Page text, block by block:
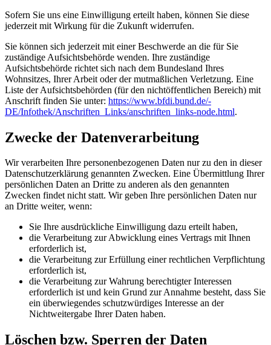
Sofern Sie uns eine Einwilligung erteilt haben, können Sie diese
jederzeit mit Wirkung für die Zukunft widerrufen.
Sie können sich jederzeit mit einer Beschwerde an die für Sie
zuständige Aufsichtsbehörde wenden. Ihre zuständige
Aufsichtsbehörde richtet sich nach dem Bundesland Ihres
Wohnsitzes, Ihrer Arbeit oder der mutmaßlichen Verletzung. Eine
Liste der Aufsichtsbehörden (für den nichtöffentlichen Bereich) mit
Anschrift finden Sie unter: https://www.bfdi.bund.de/­
DE/Infothek/Anschriften_Links/­anschriften_links-node.html.
Zwecke der Datenverarbeitung
Wir verarbeiten Ihre personenbezogenen Daten nur zu den in dieser
Datenschutzerklärung genannten Zwecken. Eine Übermittlung Ihrer
persönlichen Daten an Dritte zu anderen als den genannten
Zwecken findet nicht statt. Wir geben Ihre persönlichen Daten nur
an Dritte weiter, wenn:
Sie Ihre ausdrückliche Einwilligung dazu erteilt haben,
die Verarbeitung zur Abwicklung eines Vertrags mit Ihnen
erforderlich ist,
die Verarbeitung zur Erfüllung einer rechtlichen Verpflichtung
erforderlich ist,
die Verarbeitung zur Wahrung berechtigter Interessen
erforderlich ist und kein Grund zur Annahme besteht, dass Sie
ein überwiegendes schutzwürdiges Interesse an der
Nichtweitergabe Ihrer Daten haben.
Löschen bzw. Sperren der Daten